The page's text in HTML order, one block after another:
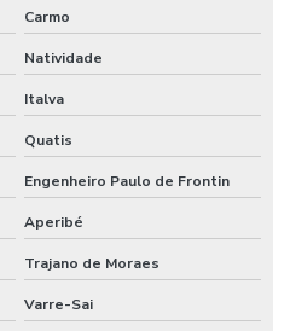
Carmo
Natividade
Italva
Quatis
Engenheiro Paulo de Frontin
Aperibé
Trajano de Moraes
Varre-Sai